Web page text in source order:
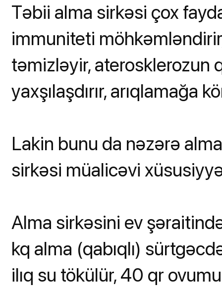
Təbii alma sirkəsi çox
immuniteti möhkəmləndirir,
təmizləyir, aterosklerozun
yaxşılaşdırır, arıqlamağa
Lakin bunu da nəzərə
sirkəsi müalicəvi
Alma sirkəsini ev
kq alma (qabıqlı)
ilıq su tökülür, 40 qr